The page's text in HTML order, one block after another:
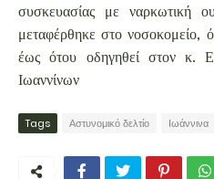
συσκευασίας με ναρκωτική
μεταφέρθηκε στο νοσοκομείο,
έως ότου οδηγηθεί στον κ.
Ιωαννίνων
Tags Αστυνομικό δελτίο Ιωάννινα